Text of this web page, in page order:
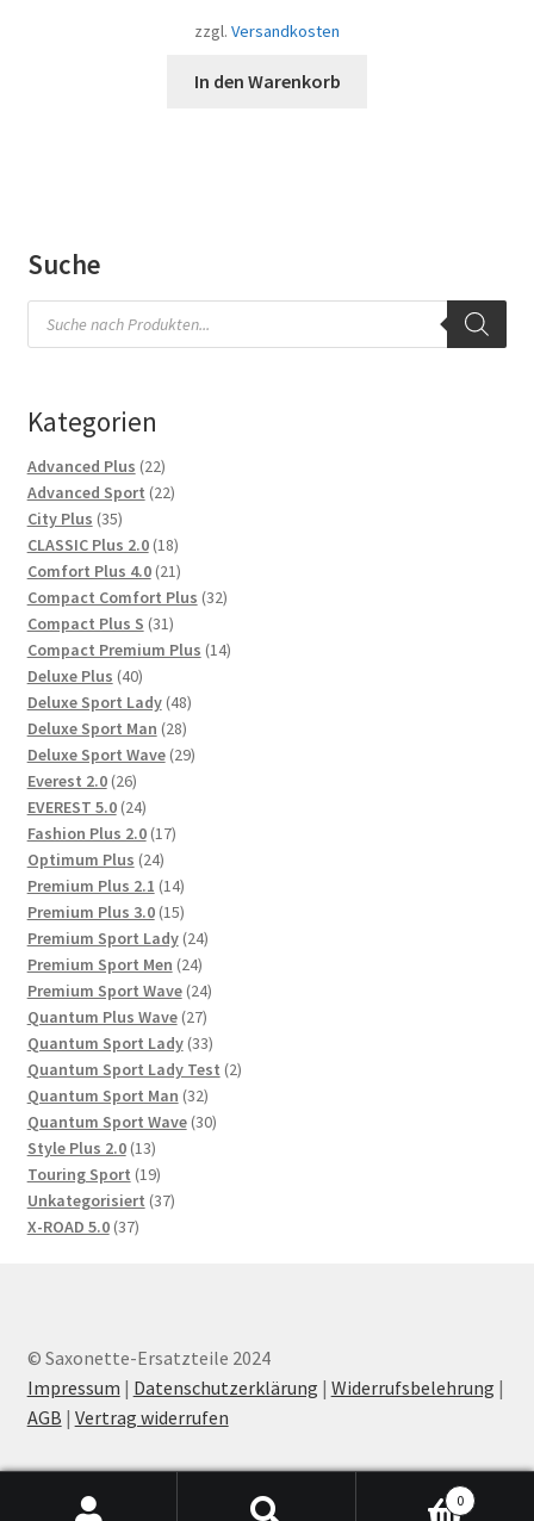
zzgl. Versandkosten
In den Warenkorb
Suche
Products
search
Kategorien
Advanced Plus 2222
Produkte
Advanced Sport 2222
City Plus 3535
Produkte
CLASSIC Plus 2.0 1818
Produkte
Comfort Plus 4.0 2121
Produkte
Compact Comfort Plus 3232
Compact Plus S 3131
Produkte
Compact Premium Plus 1414
Deluxe Plus 4040
Produkte
Deluxe Sport Lady 4848
Produkte
Deluxe Sport Man 2828
Produkte
Deluxe Sport Wave 2929
Everest 2.0 2626
Produkte
EVEREST 5.0 2424
Produkte
Fashion Plus 2.0 1717
Optimum Plus 2424
Produkte
Premium Plus 2.1 1414
Produkte
Premium Plus 3.0 1515
Produkte
Premium Sport Lady 2424
Premium Sport Men 2424
Produkte
Premium Sport Wave 2424
Produkte
Quantum Plus Wave 2727
Produkte
Quantum Sport Lady 3333
Produkte
Quantum Sport Lady Test 22
Quantum Sport Man 3232
Produkte
Quantum Sport Wave 3030
Style Plus 2.0 1313
Produkte
Touring Sport 1919
Produkte
Unkategorisiert 3737
X-ROAD 5.0 3737
© Saxonette-Ersatzteile 2024
Impressum | Datenschutzerklärung | Widerrufsbelehrung |
AGB | Vertrag widerrufen
0